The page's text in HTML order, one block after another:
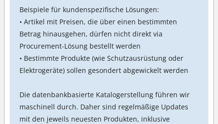
Beispiele für kundenspezifische Lösungen:
• Artikel mit Preisen, die über einen bestimmten
Betrag hinausgehen, dürfen nicht direkt via
Procurement-Lösung bestellt werden
• Bestimmte Produkte (wie Schutzausrüstung oder
Elektrogeräte) sollen gesondert abgewickelt werden
Die datenbankbasierte Katalogerstellung führen wir
maschinell durch. Daher sind regelmäßige Updates
mit den jeweils neuesten Produkten, inklusive